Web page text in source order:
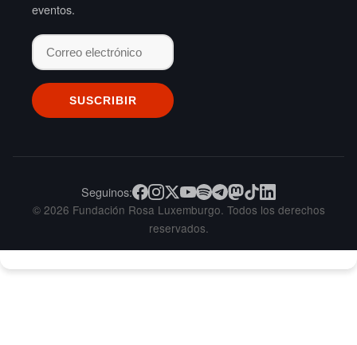
eventos.
Seguinos:
© 2026 Fundación Rosa Luxemburgo. Todos los derechos
reservados.